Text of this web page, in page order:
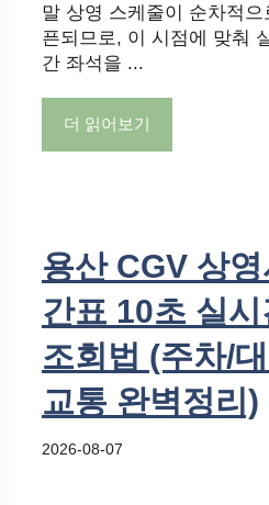
말 상영 스케줄이 순차적으
픈되므로, 이 시점에 맞춰
간 좌석을 ...
더 읽어보기
용산 CGV 상영
간표 10초 실시
조회법 (주차/
교통 완벽정리)
2026-08-07